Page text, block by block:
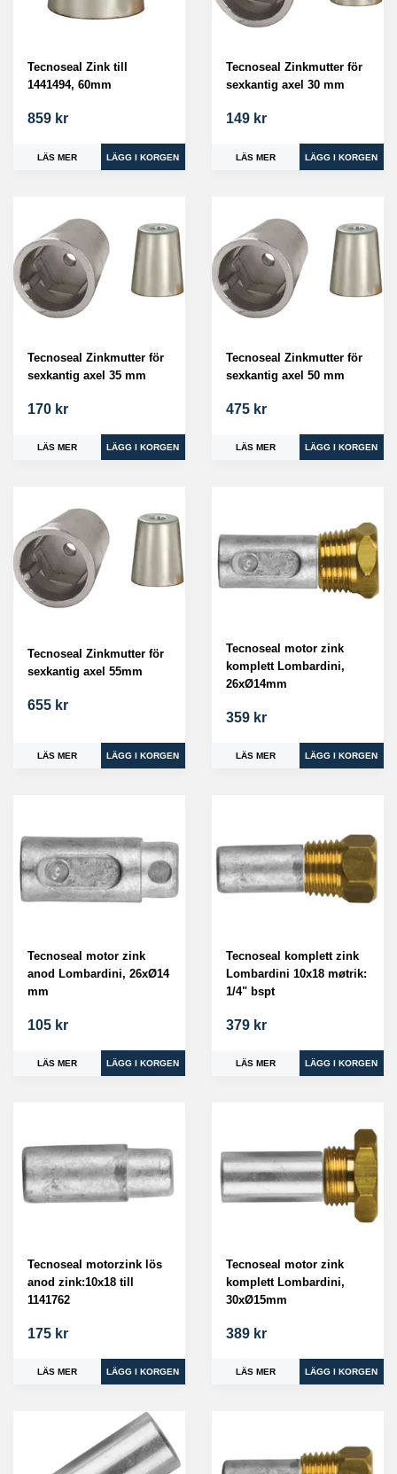
Tecnoseal Zink till
1441494, 60mm
859 kr
LÄS MER
Tecnoseal Zinkmutter för
sexkantig axel 30 mm
149 kr
LÄS MER
Tecnoseal Zinkmutter för
sexkantig axel 35 mm
170 kr
LÄS MER
Tecnoseal Zinkmutter för
sexkantig axel 50 mm
475 kr
LÄS MER
Tecnoseal Zinkmutter för
sexkantig axel 55mm
655 kr
LÄS MER
Tecnoseal motor zink
komplett Lombardini,
26xØ14mm
359 kr
LÄS MER
Tecnoseal motor zink
anod Lombardini, 26xØ14
mm
105 kr
LÄS MER
Tecnoseal komplett zink
Lombardini 10x18 møtrik:
1/4" bspt
379 kr
LÄS MER
Tecnoseal motorzink lös
anod zink:10x18 till
1141762
175 kr
LÄS MER
Tecnoseal motor zink
komplett Lombardini,
30xØ15mm
389 kr
LÄS MER